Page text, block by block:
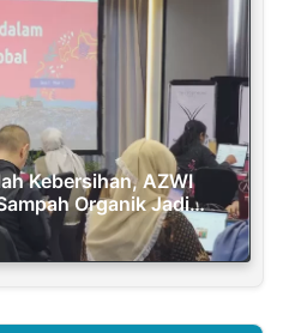
Kebersihan, AZWI
Organik Jadi